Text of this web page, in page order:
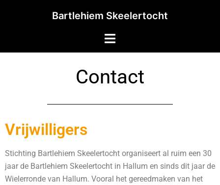
Bartlehiem Skeelertocht
Contact
Vrijwilligers
Stichting Bartlehiem Skeelertocht organiseert al ruim een 30
jaar de Bartlehiem Skeelertocht in Hallum en sinds dit jaar de
Wielerronde van Hallum. Vooral het gereedmaken van het